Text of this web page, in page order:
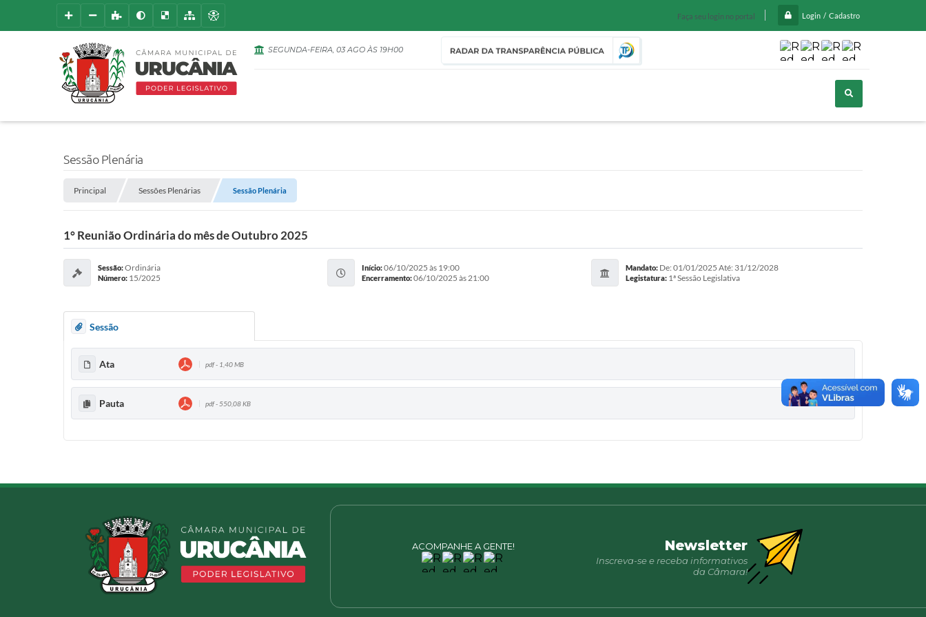
Faça seu login no portal Login / Cadastro
O que você
Ú
T
M
A
SEGUNDA-FEIRA 03 AGO 19H00
Sessão Plenária
Principal Sessões Plenárias Sessão Plenária
1° Reunião Ordinária do mês de Outubro 2025
Sessão:Ordinária
Número: 15/2025
Início:06/10/2025 às 19:00
Encerramento:06/10/2025 às 21:00
Mandato:De: 01/01/2025 Até: 31/12/2028
Legistatura:1ª Sessão Legislativa
Sessão
Ata pdf - 1,40 MB
Pauta pdf - 550,08 KB
ACOMPANHE A GENTE! Newsletter
Inscreva-se e receba informativos
da Câmara!